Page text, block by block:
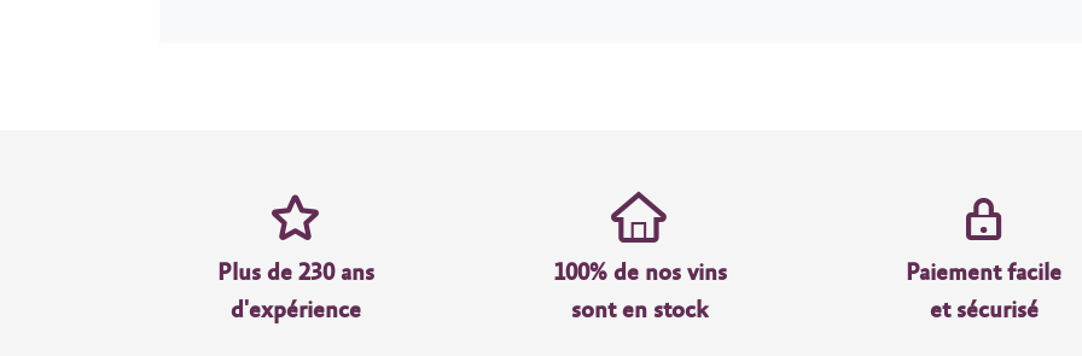
Plus de 230 ans
d'expérience
100% de nos vins
sont en stock
Paiement facile
et sécurisé